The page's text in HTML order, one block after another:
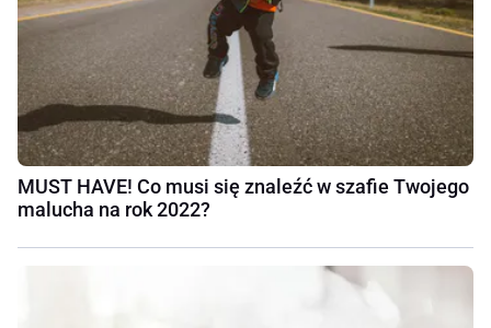
MUST HAVE! Co musi się znaleźć w szafie Twojego
malucha na rok 2022?